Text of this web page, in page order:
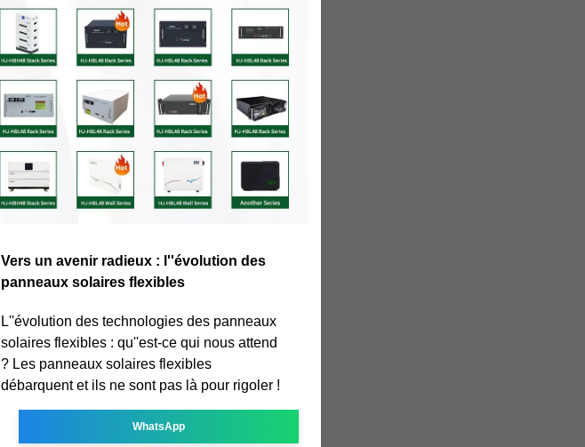
Vers un avenir radieux : l''évolution des
panneaux solaires flexibles
L''évolution des technologies des panneaux
solaires flexibles : qu''est-ce qui nous attend
? Les panneaux solaires flexibles
débarquent et ils ne sont pas là pour rigoler !
WhatsApp